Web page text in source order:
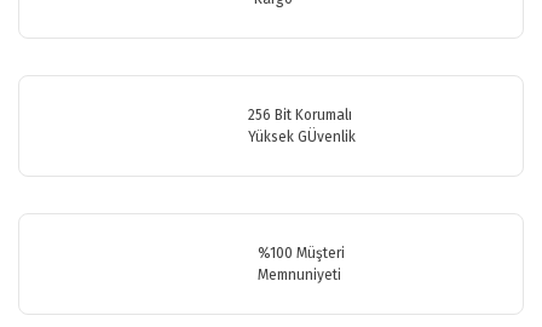
256 Bit Korumalı
Yüksek GÜvenlik
%100 Müşteri
Memnuniyeti